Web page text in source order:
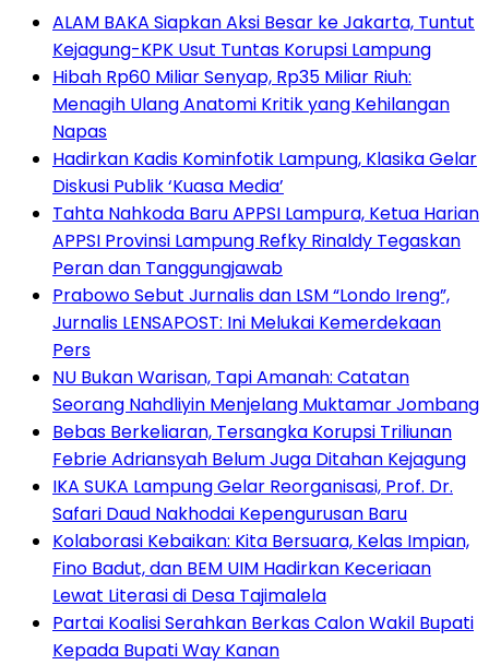
ALAM BAKA Siapkan Aksi Besar ke Jakarta, Tuntut
Kejagung-KPK Usut Tuntas Korupsi Lampung
Hibah Rp60 Miliar Senyap, Rp35 Miliar Riuh:
Menagih Ulang Anatomi Kritik yang Kehilangan
Napas
Hadirkan Kadis Kominfotik Lampung, Klasika Gelar
Diskusi Publik ‘Kuasa Media’
Tahta Nahkoda Baru APPSI Lampura, Ketua Harian
APPSI Provinsi Lampung Refky Rinaldy Tegaskan
Peran dan Tanggungjawab
Prabowo Sebut Jurnalis dan LSM “Londo Ireng”,
Jurnalis LENSAPOST: Ini Melukai Kemerdekaan
Pers
NU Bukan Warisan, Tapi Amanah: Catatan
Seorang Nahdliyin Menjelang Muktamar Jombang
Bebas Berkeliaran, Tersangka Korupsi Triliunan
Febrie Adriansyah Belum Juga Ditahan Kejagung
IKA SUKA Lampung Gelar Reorganisasi, Prof. Dr.
Safari Daud Nakhodai Kepengurusan Baru
Kolaborasi Kebaikan: Kita Bersuara, Kelas Impian,
Fino Badut, dan BEM UIM Hadirkan Keceriaan
Lewat Literasi di Desa Tajimalela
Partai Koalisi Serahkan Berkas Calon Wakil Bupati
Kepada Bupati Way Kanan